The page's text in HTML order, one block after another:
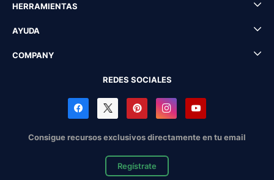
HERRAMIENTAS
AYUDA
COMPANY
REDES SOCIALES
Consigue recursos exclusivos directamente en tu email
Regístrate